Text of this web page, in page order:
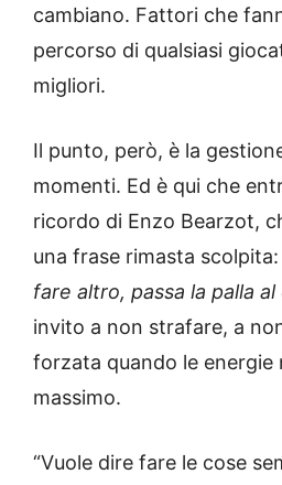
cambiano. Fattori che
percorso di qualsiasi
migliori.
Il punto, però, è la
momenti. Ed è qui che
ricordo di Enzo Bearzot,
una frase rimasta scolpita:
fare altro, passa la palla al
invito a non strafare, a
forzata quando le energie
massimo.
“Vuole dire fare le cose